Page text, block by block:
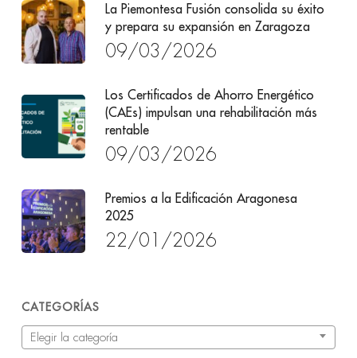
La Piemontesa Fusión consolida su éxito
y prepara su expansión en Zaragoza
09/03/2026
Los Certificados de Ahorro Energético
(CAEs) impulsan una rehabilitación más
rentable
09/03/2026
Premios a la Edificación Aragonesa
2025
22/01/2026
CATEGORÍAS
Categorías
Elegir la categoría